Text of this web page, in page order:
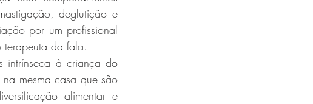
deglutição e
por um profissional
da fala.
intrínseca à criança do
mesma casa que são
alimentar e